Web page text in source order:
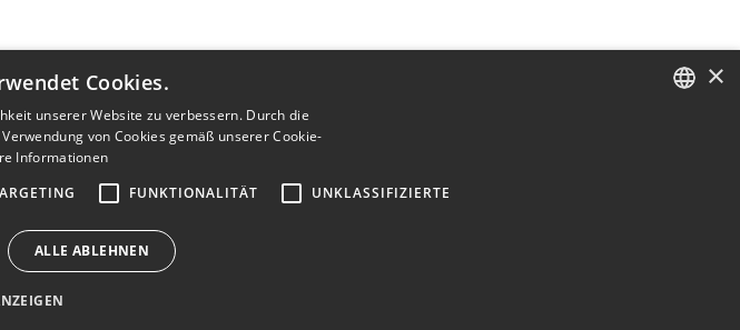
×
Cookies.
unserer Website zu verbessern. Durch die
von Cookies gemäß unserer Cookie-
Informationen
FUNKTIONALITÄT UNKLASSIFIZIERTE
ALLE ABLEHNEN